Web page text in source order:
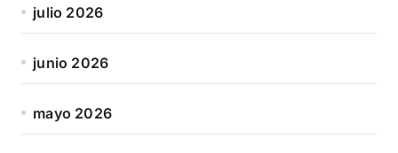
julio 2026
junio 2026
mayo 2026